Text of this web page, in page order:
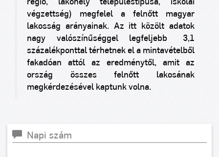
régió, lakóhely településtípusa, iskolai
végzettség) megfelel a felnőtt magyar
lakosság arányainak. Az itt közölt adatok
nagy valószínűséggel legfeljebb ±3,1
százalékponttal térhetnek el a mintavételből
fakadóan attól az eredménytől, amit az
ország összes felnőtt lakosának
megkérdezésével kaptunk volna.
Napi szám